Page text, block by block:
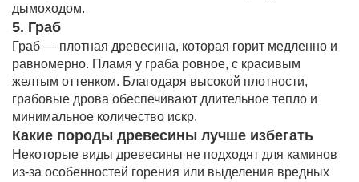
дымоходом.
5. Граб
Граб — плотная древесина, которая горит медленно и
равномерно. Пламя у граба ровное, с красивым
желтым оттенком. Благодаря высокой плотности,
грабовые дрова обеспечивают длительное тепло и
минимальное количество искр.
Какие породы древесины лучше избегать
Некоторые виды древесины не подходят для каминов
из-за особенностей горения или выделения вредных